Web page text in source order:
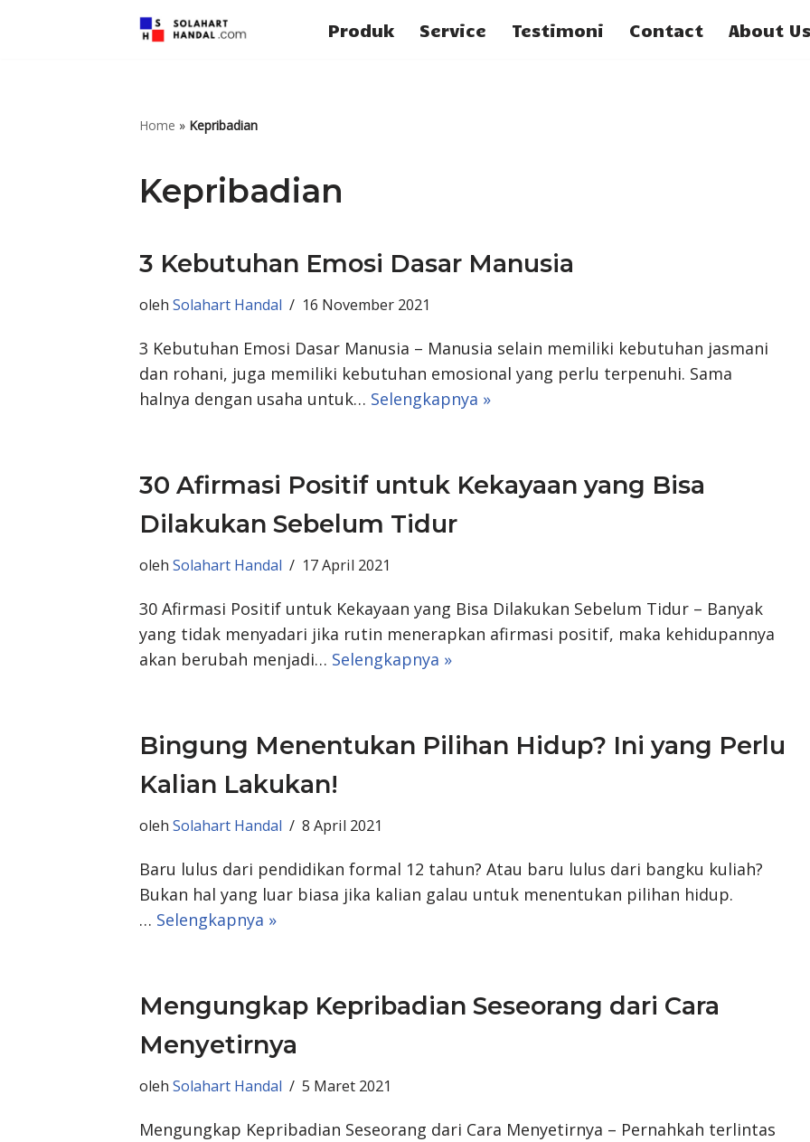
Produk Service Testimoni Contact About Us
Home » Kepribadian
Kepribadian
3 Kebutuhan Emosi Dasar Manusia
oleh Solahart Handal 16 November 2021
3 Kebutuhan Emosi Dasar Manusia – Manusia selain memiliki kebutuhan jasmani
dan rohani, juga memiliki kebutuhan emosional yang perlu terpenuhi. Sama
halnya dengan usaha untuk… Selengkapnya »
30 Afirmasi Positif untuk Kekayaan yang Bisa
Dilakukan Sebelum Tidur
oleh Solahart Handal 17 April 2021
30 Afirmasi Positif untuk Kekayaan yang Bisa Dilakukan Sebelum Tidur – Banyak
yang tidak menyadari jika rutin menerapkan afirmasi positif, maka kehidupannya
akan berubah menjadi… Selengkapnya »
Bingung Menentukan Pilihan Hidup? Ini yang Perlu
Kalian Lakukan!
oleh Solahart Handal 8 April 2021
Baru lulus dari pendidikan formal 12 tahun? Atau baru lulus dari bangku kuliah?
Bukan hal yang luar biasa jika kalian galau untuk menentukan pilihan hidup.
… Selengkapnya »
Mengungkap Kepribadian Seseorang dari Cara
Menyetirnya
oleh Solahart Handal 5 Maret 2021
Mengungkap Kepribadian Seseorang dari Cara Menyetirnya – Pernahkah terlintas